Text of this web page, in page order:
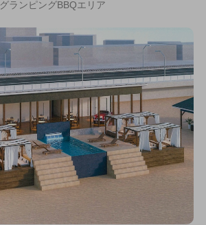
グランピングBBQエリア